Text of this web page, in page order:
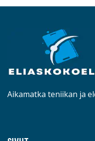
Aikamatka teniikan ja